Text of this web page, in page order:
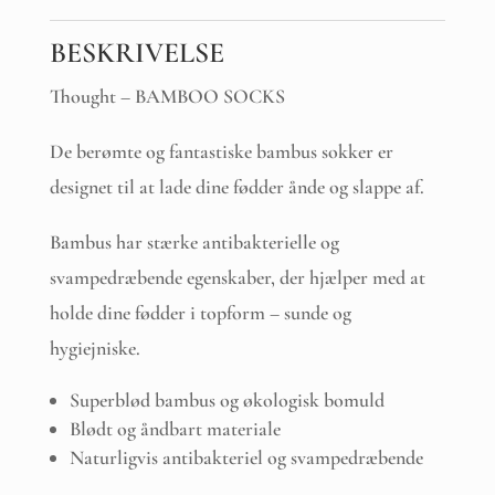
BESKRIVELSE
Thought – BAMBOO SOCKS
De berømte og fantastiske bambus sokker er
designet til at lade dine fødder ånde og slappe af.
Bambus har stærke antibakterielle og
svampedræbende egenskaber, der hjælper med at
holde dine fødder i topform – sunde og
hygiejniske.
Superblød bambus og økologisk bomuld
Blødt og åndbart materiale
Naturligvis antibakteriel og svampedræbende